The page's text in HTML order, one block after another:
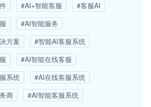
#AI+智能客服
#客服AI
#AI智能服务
方案
#智能AI客服系统
#AI智能在线客服
系统
#AI在线客服系统
商
#AI智能客服系统